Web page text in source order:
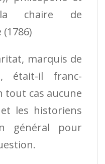
chaire de
marquis de
était-il franc-
tout cas aucune
les historiens
général pour